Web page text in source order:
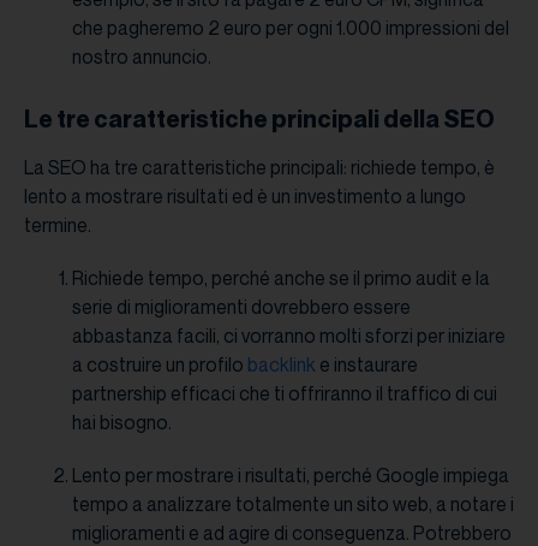
che pagheremo 2 euro per ogni 1.000 impressioni del
nostro annuncio.
Le tre caratteristiche principali della SEO
La SEO ha tre caratteristiche principali: richiede tempo, è
lento a mostrare risultati ed è un investimento a lungo
termine.
Richiede tempo, perché anche se il primo audit e la
serie di miglioramenti dovrebbero essere
abbastanza facili, ci vorranno molti sforzi per iniziare
a costruire un profilo backlink e instaurare
partnership efficaci che ti offriranno il traffico di cui
hai bisogno.
Lento per mostrare i risultati, perché Google impiega
tempo a analizzare totalmente un sito web, a notare i
miglioramenti e ad agire di conseguenza. Potrebbero